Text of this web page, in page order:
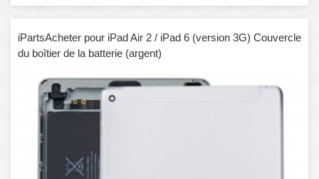
iPartsAcheter pour iPad Air 2 / iPad 6 (version 3G) Couvercle
du boîtier de la batterie (argent)